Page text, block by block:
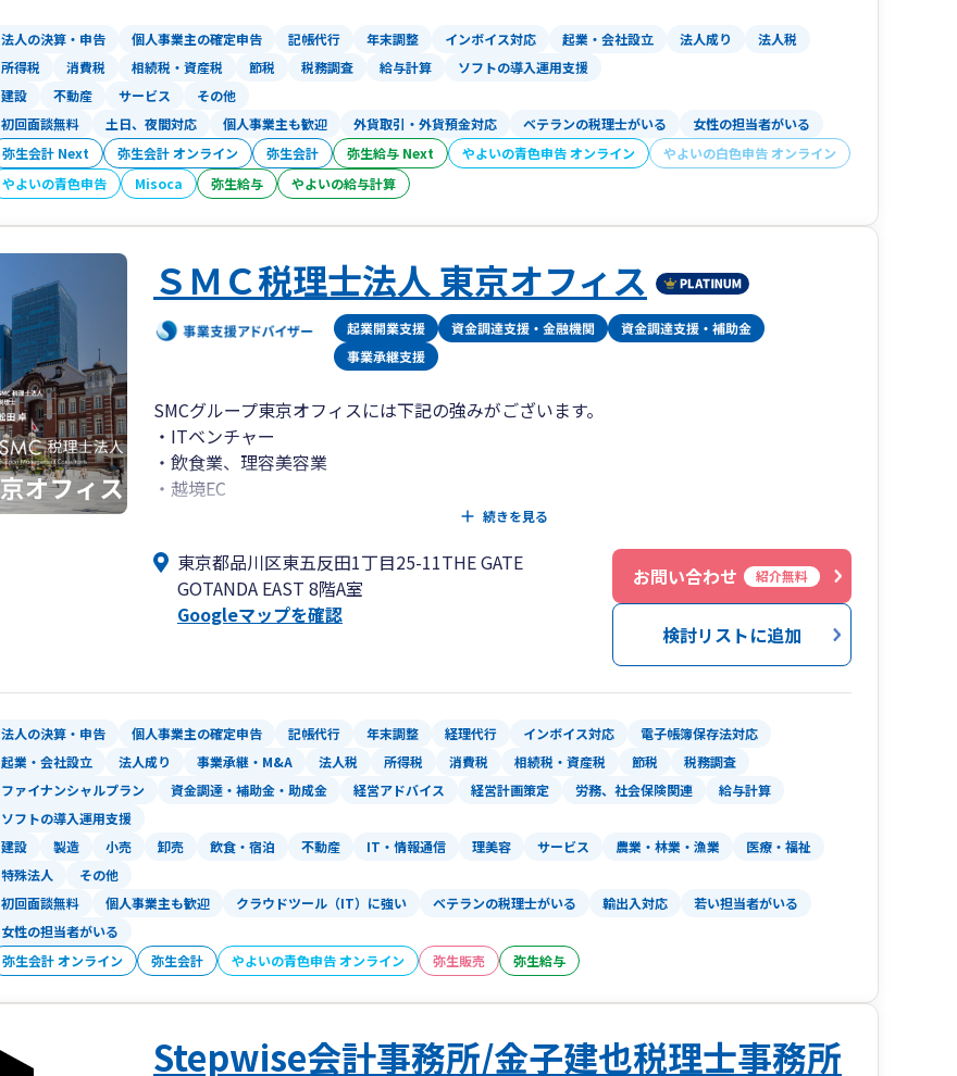
法人の決算・申告 個人事業主の確定申告 記帳代行 年末調整 インボイス対応 起業・会社設立 法人成り
法人税
所得税
消費税 相続税・資産税 節税 税務調査 給与計算 ソフトの導入運用支援
建設 不動産 サービス その他
初回面談無料 土日、夜間対応 個人事業主も歓迎 外貨取引・外貨預金対応 ベテランの税理士がいる 女性の担当者がいる
弥生会計 Next 弥生会計 オンライン 弥生会計 弥生給与 Next やよいの青色申告 オンライン
やよいの白色申告 オンライン
やよいの青色申告
Misoca 弥生給与 やよいの給与計算
ＳＭＣ税理士法人 東京オフィス
SMCグループ東京オフィスには下記の強みがございます。
・ITベンチャー
・飲食業、理容美容業
・越境EC
SMCグループ東京オフィスでは、激戦区での戦略や持続的な成長に強みがございます。東
京オフィスでは特に飲食業・理容美容業のクライアントが多く、税務会計だけではない経
営サポートを行っております。
また、輸出通販サイト運営による消費税還付に関しても還付実績100%。ドル建て処理や
税務調査対応もお任せください。ebayやamazon等ECサイトを利用した個人事業主の申告
実績もございますので、副業の確定申告のみでもご相談ください。
続きを見る
東京都品川区東五反田1丁目25-11THE GATE
GOTANDA EAST 8階A室
Googleマップを確認
お問い合わせ 紹介無料
検討リストに追加
法人の決算・申告 個人事業主の確定申告 記帳代行 年末調整 経理代行 インボイス対応
電子帳簿保存法対応
起業・会社設立
法人成り 事業承継・M&A 法人税 所得税 消費税 相続税・資産税 節税
税務調査
ファイナンシャルプラン
資金調達・補助金・助成金 経営アドバイス 経営計画策定 労務、社会保険関連
給与計算
ソフトの導入運用支援
建設 製造 小売 卸売 飲食・宿泊 不動産 IT・情報通信 理美容 サービス 農業・林業・漁業
医療・福祉
特殊法人
その他
初回面談無料 個人事業主も歓迎 クラウドツール（IT）に強い ベテランの税理士がいる 輸出入対応
若い担当者がいる
女性の担当者がいる
弥生会計 オンライン 弥生会計 やよいの青色申告 オンライン 弥生販売 弥生給与
Stepwise会計事務所/金子建也税理士事務所